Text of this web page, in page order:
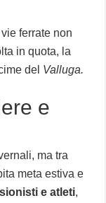
ferrate non
in quota, la
del Valluga.
e
ma tra
meta estiva e
e atleti,